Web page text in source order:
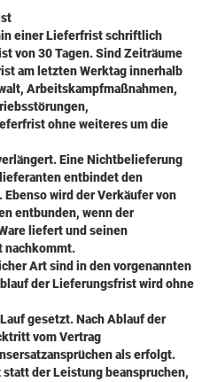
einer Lieferfrist schriftlich
von 30 Tagen. Sind Zeiträume
am letzten Werktag innerhalb
Arbeitskampfmaßnahmen,
ohne weiteres um die
Eine Nichtbelieferung
entbindet den
wird der Verkäufer von
entbunden, wenn der
liefert und seinen
nachkommt.
Art sind in den vorgenannten
der Lieferungsfrist wird ohne
gesetzt. Nach Ablauf der
vom Vertrag
als erfolgt.
der Leistung beanspruchen,